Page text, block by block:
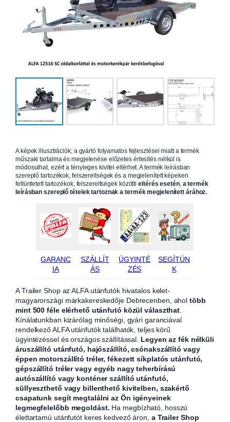
A képek illusztrációk; a gyártó folyamatos fejlesztései miatt a termék
műszaki tartalma és megjelenése előzetes értesítés nélkül is
módosulhat, ezért a tényleges kivitel eltérhet. A termék leírásban
szereplő tartozékok, felszereltségek és a megjelenített képeken
feltüntetett tartozékok, felszereltségek közöttieltérés esetén, a termék
leírásban szereplő tételek tartoznak a termék megjelenített árához.
GARANC
IA
SZÁLLÍT
ÁS
ÜGYINTÉ
ZÉS
SEGÍTÜN
K
A Trailer Shop az ALFA utánfutók hivatalos kelet-
magyarországi márkakereskedője Debrecenben, aholtöbb
mint 500 féle elérhető utánfutó közül választhat
Kínálatunkban kizárólag minőségi, gyári garanciával
rendelkező ALFA utánfutók találhatók, teljes körű
ügyintézéssel és országos szállítással. Legyen az fék nélküli
áruszállító utánfutó, hajószállító, csónakszállító vagy
éppen motorszállító tréler, fékezett síkplatós utánfutó,
gépszállító tréler vagy egyéb nagy teherbírású
autószállító vagy konténer szállító utánfutó,
süllyeszthető vagy billenthető kivitelben, szakértő
csapatunk segít megtalálni az Ön igényeinek
legmegfelelőbb megoldást. Ha megbízható, hosszú
élettartamú utánfutót keres kedvező áron, a Trailer Shop